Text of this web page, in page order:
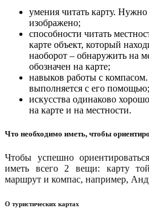
умения читать карту.
изображено;
способности читать
карте объект, который
наоборот – обнаружить на
обозначен на карте;
навыков работы с
выполняется с его помощью;
искусства одинаково
на карте и на местности.
Что необходимо иметь, чтобы
Чтобы успешно
иметь всего 2 вещи: карту
маршрут и компас, например,
О туристических картах